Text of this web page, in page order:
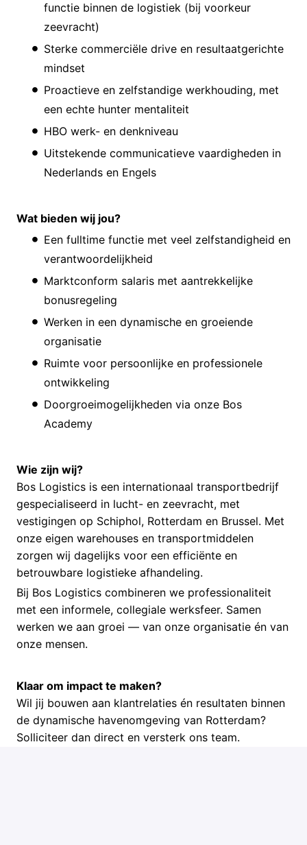
functie binnen de logistiek (bij voorkeur
zeevracht)
Sterke commerciële drive en resultaatgerichte
mindset
Proactieve en zelfstandige werkhouding, met
een echte hunter mentaliteit
HBO werk- en denkniveau
Uitstekende communicatieve vaardigheden in
Nederlands en Engels
Wat bieden wij jou?
Een fulltime functie met veel zelfstandigheid en
verantwoordelijkheid
Marktconform salaris met aantrekkelijke
bonusregeling
Werken in een dynamische en groeiende
organisatie
Ruimte voor persoonlijke en professionele
ontwikkeling
Doorgroeimogelijkheden via onze Bos
Academy
Wie zijn wij?
Bos Logistics is een internationaal transportbedrijf
gespecialiseerd in lucht- en zeevracht, met
vestigingen op Schiphol, Rotterdam en Brussel. Met
onze eigen warehouses en transportmiddelen
zorgen wij dagelijks voor een efficiënte en
betrouwbare logistieke afhandeling.
Bij Bos Logistics combineren we professionaliteit
met een informele, collegiale werksfeer. Samen
werken we aan groei — van onze organisatie én van
onze mensen.
Klaar om impact te maken?
Wil jij bouwen aan klantrelaties én resultaten binnen
de dynamische havenomgeving van Rotterdam?
Solliciteer dan direct en versterk ons team.